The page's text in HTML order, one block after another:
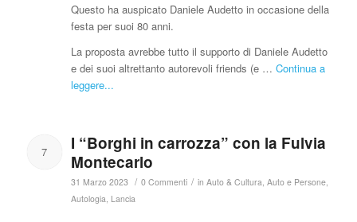
Questo ha auspicato Daniele Audetto in occasione della
festa per suoi 80 anni.
La proposta avrebbe tutto il supporto di Daniele Audetto
e dei suoi altrettanto autorevoli friends (e … Continua a
leggere...
7
I “Borghi in carrozza” con la Fulvia
Montecarlo
31 Marzo 2023 / 0 Commenti / in Auto & Cultura, Auto e Persone,
Autologia, Lancia